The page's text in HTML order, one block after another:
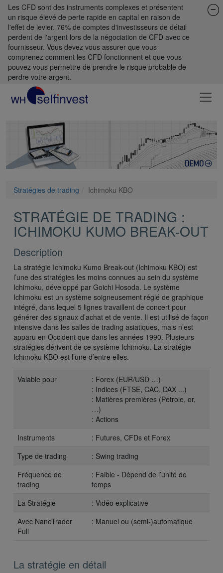
Les CFD sont des instruments complexes et présentent
un risque élevé de perte rapide en capital en raison de
l'effet de levier. 76% de comptes d'investisseurs de détail
perdent de l'argent lors de la négociation de CFD avec ce
fournisseur. Vous devez vous assurer que vous
comprenez comment les CFD fonctionnent et que vous
pouvez vous permettre de prendre le risque probable de
perdre votre argent.
Stratégies de trading Ichimoku KBO
STRATÉGIE DE TRADING :
ICHIMOKU KUMO BREAK-OUT
Description
La stratégie Ichimoku Kumo Break-out (Ichimoku KBO) est
l’une des stratégies les moins connues au sein du système
Ichimoku, développé par Goichi Hosoda. Le système
Ichimoku est un système soigneusement réglé de graphique
intégré, dans lequel 5 lignes travaillent de concert pour
générer des signaux d’achat et de vente. Il est utilisé de façon
intensive dans les salles de trading asiatiques, mais n’est
apparu en Occident que dans les années 1990. Plusieurs
stratégies dérivent de ce système Ichimoku. La stratégie
Ichimoku KBO est l’une d’entre elles.
Valable pour
: Forex (EUR/USD …)
: Indices (FTSE, CAC, DAX ...)
: Matières premières (Pétrole, or,
…)
: Actions
Instruments
: Futures, CFDs et Forex
Type de trading
: Swing trading
Fréquence de
trading
: Faible - Dépend de l’unité de
temps
La Stratégie
: Vidéo explicative
Avec NanoTrader
Full
: Manuel ou (semi-)automatique
La stratégie en détail